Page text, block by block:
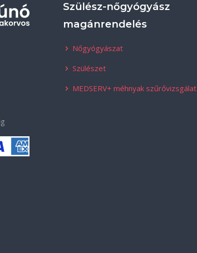
Szülész-nőgyógyász
magánrendelés
Nőgyógyászat
Szülészet
MEDSERV+ méhnyak szűrővizsgálat